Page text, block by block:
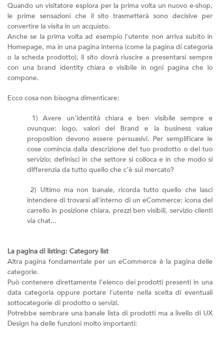
Quando un visitatore esplora per la prima volta un nuovo e-shop,
le prime sensazioni che il sito trasmetterà sono decisive per
convertire la visita in un acquisto.
Anche se la prima volta ad esempio l'utente non arriva subito in
Homepage, ma in una pagina interna (come la pagina di categoria
o la scheda prodotto), il sito dovrà riuscire a presentarsi sempre
con una brand identity chiara e visibile in ogni pagina che lo
compone.
Ecco cosa non bisogna dimenticare:
1) Avere un'identità chiara e ben visibile sempre e
ovunque: logo, valori del Brand e la business value
proposition devono essere persuasivi. Per semplificare le
cose comincia dalla descrizione del tuo prodotto o del tuo
servizio; definisci in che settore si colloca e in che modo si
differenzia da tutto quello che c’è sul mercato?
2) Ultimo ma non banale, ricorda tutto quello che lasci
intendere di trovarsi all'interno di un eCommerce: icona del
carrello in posizione chiara, prezzi ben visibili, servizio clienti
via chat...
La pagina di listing: Category list
Altra pagina fondamentale per un eCommerce è la pagina delle
categorie.
Può contenere direttamente l’elenco dei prodotti presenti in una
data categoria oppure portare l’utente nella scelta di eventuali
sottocategorie di prodotto o servizi.
Potrebbe sembrare una banale lista di prodotti ma a livello di UX
Design ha delle funzioni molto importanti: